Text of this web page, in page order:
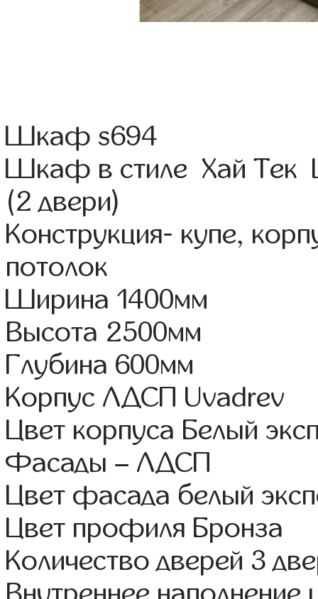
Шкаф s694
Шкаф в стиле Хай Тек
(2 двери)
Конструкция- купе,
потолок
Ширина 1400мм
Высота 2500мм
Глубина 600мм
Корпус ЛДСП Uvadrev
Цвет корпуса Белый
Фасады – ЛДСП
Цвет фасада белый
Цвет профиля Бронза
Количество дверей 3